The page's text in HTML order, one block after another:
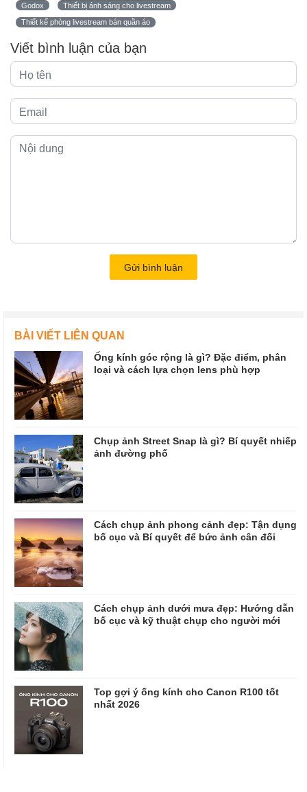
Godox Thiết bị ánh sáng cho livestream
Thiết kế phòng livestream bán quần áo
Viết bình luận của bạn
Gửi bình luận
BÀI VIẾT LIÊN QUAN
Ống kính góc rộng là gì? Đặc điểm, phân
loại và cách lựa chọn lens phù hợp
Chụp ảnh Street Snap là gì? Bí quyết nhiếp
ảnh đường phố
Cách chụp ảnh phong cảnh đẹp: Tận dụng
bố cục và Bí quyết để bức ảnh cân đối
Cách chụp ảnh dưới mưa đẹp: Hướng dẫn
bố cục và kỹ thuật chụp cho người mới
Top gợi ý ống kính cho Canon R100 tốt
nhất 2026